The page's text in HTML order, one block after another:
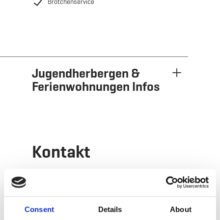
Consent Details About
Brötchenservice
Jugendherbergen &
Ferienwohnungen Infos
Kontakt
Rue de la Bruyère
L-3714 Rumelange